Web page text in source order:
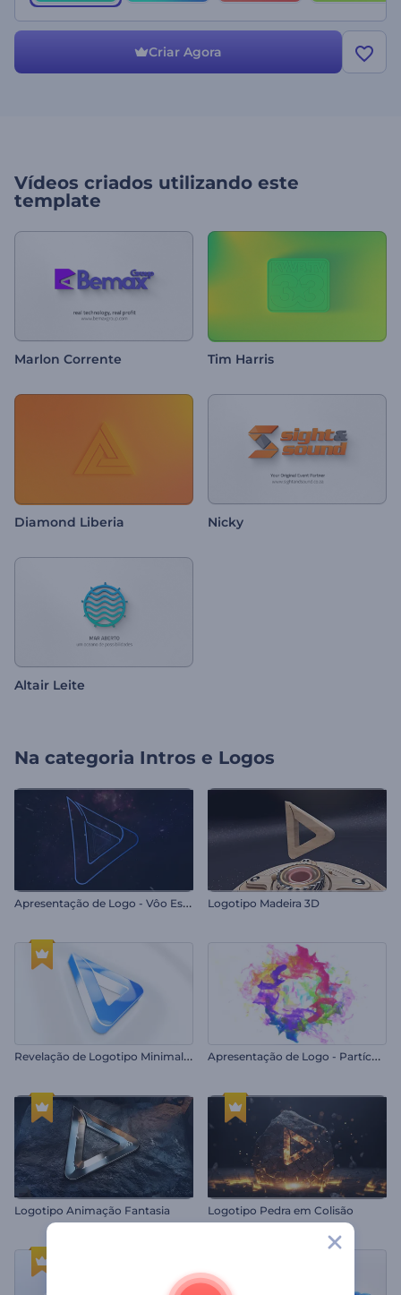
Criar Agora
Vídeos criados utilizando este
template
Marlon Corrente Tim Harris
Diamond Liberia Nicky
Altair Leite
Na categoria Intros e Logos
A
presentação de Logo - Vôo Estelar Vibrante Logotipo Madeira 3D
R
evelação de Logotipo Minimalista A
presentação de Logo - Partículas Coloridas
Logotipo Animação Fantasia Logotipo Pedra em Colisão